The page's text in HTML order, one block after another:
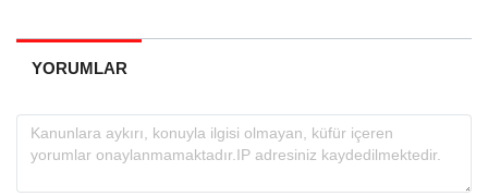
YORUMLAR